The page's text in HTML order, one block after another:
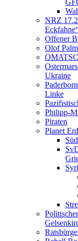
NRZ
Offener
Olof
Ukraine
Linke
Philipp-
Piraten
Planet